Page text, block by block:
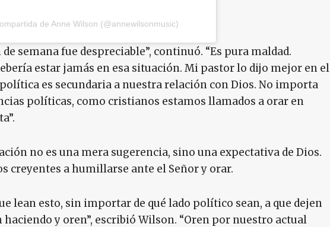
de Anne Wilson (@annewilsonmusic)
semana fue despreciable”, continuó. “Es pura maldad.
estar jamás en esa situación. Mi pastor lo dijo mejor en el
es secundaria a nuestra relación con Dios. No importa
políticas, como cristianos estamos llamados a orar en
no es una mera sugerencia, sino una expectativa de Dios.
creyentes a humillarse ante el Señor y orar.
lean esto, sin importar de qué lado político sean, a que dejen
haciendo y oren”, escribió Wilson. “Oren por nuestro actual